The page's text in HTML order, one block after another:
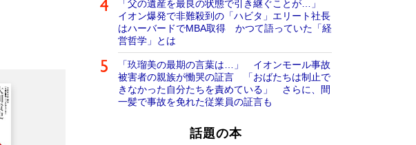
「父の遺産を最良の状態で引き継ぐことが…」
イオン爆発で非難殺到の「ハビタ」エリート社長
はハーバードでMBA取得 かつて語っていた「経
営哲学」とは
「玖瑠美の最期の言葉は…」 イオンモール事故
被害者の親族が慟哭の証言 「おばたちは制止で
きなかった自分たちを責めている」 さらに、間
一髪で事故を免れた従業員の証言も
話題の本